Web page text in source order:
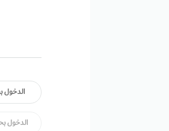
الدخول